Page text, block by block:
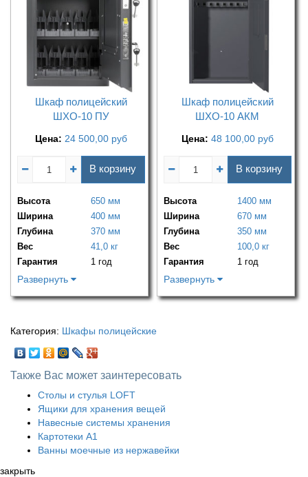
Шкаф полицейский
ШХО-10 ПУ
Цена: 24 500,00 руб
В корзину
Высота
650 мм
Ширина
400 мм
Глубина
370 мм
Вес
41,0 кг
Гарантия
1 год
Развернуть
Шкаф полицейский
ШХО-10 АКМ
Цена: 48 100,00 руб
В корзину
Высота
1400 мм
Ширина
670 мм
Глубина
350 мм
Вес
100,0 кг
Гарантия
1 год
Развернуть
Категория: Шкафы полицейские
Также Вас может заинтересовать
Столы и стулья LOFT
Ящики для хранения вещей
Навесные системы хранения
Картотеки А1
Ванны моечные из нержавейки
закрыть